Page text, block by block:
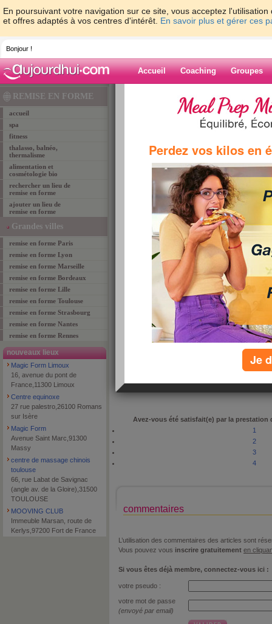
En poursuivant votre navigation sur ce site, vous acceptez
et offres adaptés à vos centres d'intérêt. En savoir plus et gérer ces
Bonjour !
Accueil Coaching Groupes
REMISE EN FORME
accueil
spa
fitness
thalasso, balnéo,
thermalisme
alimentation et
cosmétologie bio
rechercher un lieu de
remise en forme
ajouter un lieu de
remise en forme
Grandes villes
remise en forme Paris
remise en forme Lyon
remise en forme Marseille
remise en forme Bordeaux
remise en forme Lille
remise en forme Toulouse
remise en forme Strasbourg
remise en forme Nantes
remise en forme Rennes
nouveaux lieux
Magic Form Limoux
16, avenue du pont de
France,11300 Limoux
Centre equinoxe
27 rue palestro,26100 Romans
sur Isère
Magic Form
Avenue Saint Marc,91300
Massy
centre de massage chinois
toulouse
66, rue Labat de Savignac
(angle av. de la Gloire),31500
TOULOUSE
MOOVING CLUB
Immeuble Marsan, route de
Kerlys,97200 Fort de France
> elles fitness
ELLES FITNESS
Ctre Cial Euralille 50 Allée
59000
Avez-vous été satisfait(e) par la prestation
1
2
3
4
commentaires
L’utilisation des commentaires des articles sont
Vous pouvez vous inscrire gratuitement en
Si vous êtes déjà membre, connectez-vous ici :
votre pseudo :
votre mot de passe
(envoyé par email)
Perdez vos kilos en
Je